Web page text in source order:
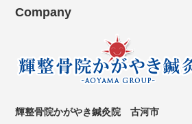
Company
輝整骨院かがやき鍼灸院 古河市